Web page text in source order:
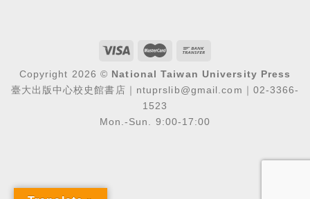
Copyright 2026 © National Taiwan University Press
臺大出版中心校史館書店｜ntuprslib@gmail.com｜02-3366-
1523
Mon.-Sun. 9:00-17:00